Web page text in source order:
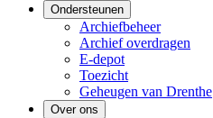
Ondersteunen
Archiefbeheer
Archief overdragen
E-depot
Toezicht
Geheugen van Drenthe
Over ons